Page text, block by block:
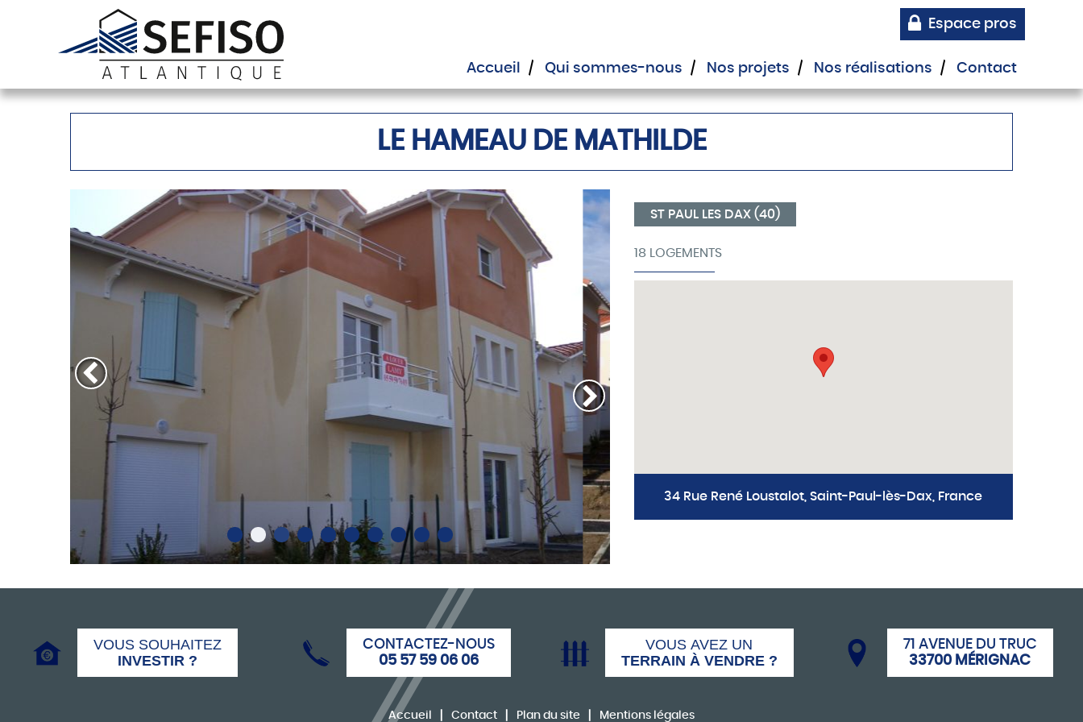
Espace pros
Accueil Qui sommes-nous Nos projets Nos réalisations Contact
LE HAMEAU DE MATHILDE
Next
ST PAUL LES DAX (40)
18 LOGEMENTS
34 Rue René Loustalot, Saint-Paul-lès-Dax, France
VOUS SOUHAITEZ
INVESTIR ?
CONTACTEZ-NOUS
05 57 59 06 06
VOUS AVEZ UN
TERRAIN À VENDRE ?
71 AVENUE DU TRUC
33700 MÉRIGNAC
Accueil Contact Plan du site Mentions légales